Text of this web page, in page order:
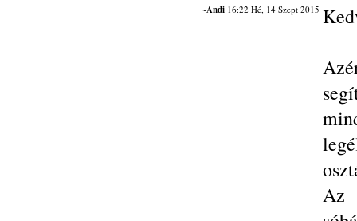
~Andi16:22 Hé, 14 Szept 2015
Az